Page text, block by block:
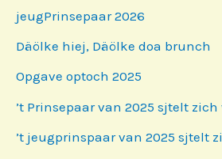
jeugPrinsepaar 2026
Däölke hiej, Däölke doa brunch
Opgave optoch 2025
’t Prinsepaar van 2025 sjtelt zich
’t jeugprinspaar van 2025 sjtelt